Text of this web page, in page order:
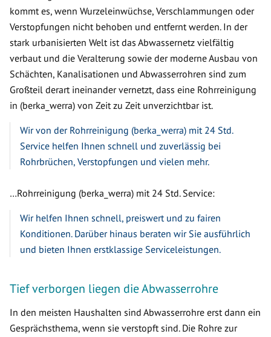
kommt es, wenn Wurzeleinwüchse, Verschlammungen oder
Verstopfungen nicht behoben und entfernt werden. In der
stark urbanisierten Welt ist das Abwassernetz vielfältig
verbaut und die Veralterung sowie der moderne Ausbau von
Schächten, Kanalisationen und Abwasserrohren sind zum
Großteil derart ineinander vernetzt, dass eine Rohrreinigung
in (berka_werra) von Zeit zu Zeit unverzichtbar ist.
Wir von der Rohrreinigung (berka_werra) mit 24 Std.
Service helfen Ihnen schnell und zuverlässig bei
Rohrbrüchen, Verstopfungen und vielen mehr.
…Rohrreinigung (berka_werra) mit 24 Std. Service:
Wir helfen Ihnen schnell, preiswert und zu fairen
Konditionen. Darüber hinaus beraten wir Sie ausführlich
und bieten Ihnen erstklassige Serviceleistungen.
Tief verborgen liegen die Abwasserrohre
In den meisten Haushalten sind Abwasserrohre erst dann ein
Gesprächsthema, wenn sie verstopft sind. Die Rohre zur